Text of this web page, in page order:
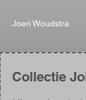
Joeri Woudstra
Collectie